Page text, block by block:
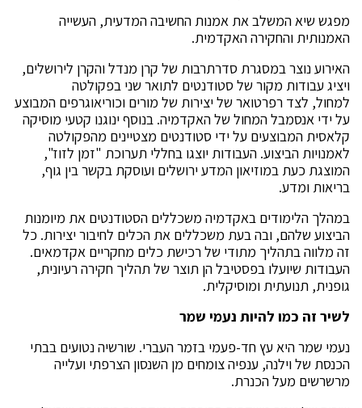
מפגש שיא המשלב את אמנות החשיבה המדעית, העשייה
האמנותית והחקירה האקדמית.
האירוע נוצר במסגרת סדרתרבות של קרן מנדל והקרן לירושלים,
ויציג עבודות מקור של סטודנטים לתואר שני בפקולטה
למחול, לצד רפרטואר של יצירות של מורים וכוריאוגרפים המבוצע
על ידי אנסמבל המחול של האקדמיה. בנוסף ינוגנו קטעי מוסיקה
קלאסית המבוצעים על ידי סטודנטים מצטיינים מהפקולטה
לאמנויות הביצוע. העבודות יוצגו בחללי תערוכת "זמן לזוז",
המוצגת כעת במוזיאון המדע ירושלים ועוסקת בקשר בין גוף,
בריאות ומדע.
במהלך הלימודים באקדמיה משכללים הסטודנטים את מיומנות
הביצוע שלהם, ובה בעת משכללים את הכלים לחיבור יצירות. כל
זה מלווה בתהליך מתודי של רכישת כלים מחקריים אקדמאים.
העבודות שיועלו בפסטיבל הן תוצר של תהליך חקירה רעיונית,
גופנית, תנועתית ומוסיקלית.
לשיר זה כמו להיות נעמי שמר
נעמי שמר היא עץ חד-פעמי בזמר העברי. שורשיה נטועים בבתי
הכנסת של וילנה, ענפיה צומחים מן השנסון הצרפתי ועלייה
מרשרשים מעל הכנרת.